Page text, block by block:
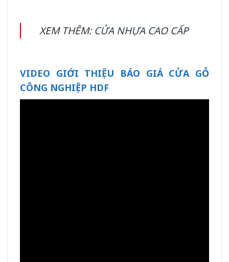
XEM THÊM: CỬA NHỰA CAO CẤP
VIDEO GIỚI THIỆU BÁO GIÁ CỬA GỖ
CÔNG NGHIỆP HDF